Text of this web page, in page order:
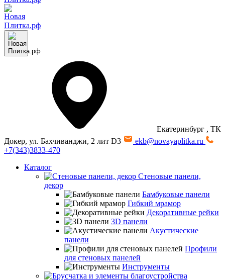
Екатеринбург , ТК
Докер, ул. Бахчиванджи, 2 лит D3
ekb@novayaplitka.ru
+7(343)3833-470
Каталог
Стеновые панели,
декор
Бамбуковые панели
Гибкий мрамор
Декоративные рейки
3D панели
Акустические
панели
Профили
для стеновых панелей
Инструменты